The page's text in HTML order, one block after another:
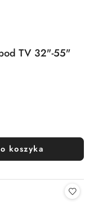
TV 32"-55"
koszyka